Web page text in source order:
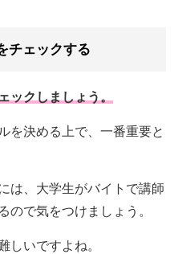
チェックする
ックしましょう。
を決める上で、一番重要と
は、大学生がバイトで講師
ので気をつけましょう。
しいですよね。